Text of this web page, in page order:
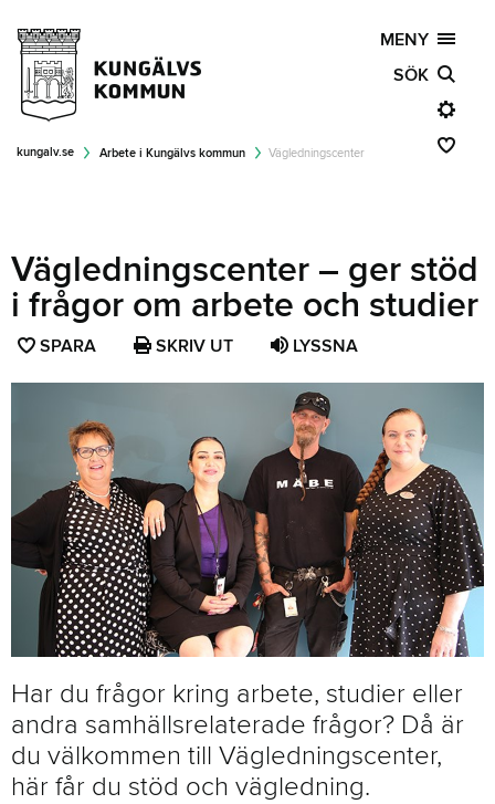
MENY
SÖK
kungalv.se Arbete i Kungälvs kommun Vägledningscenter
Vägledningscenter – ger stöd
i frågor om arbete och studier
SPARA SPARA
FAVORIT
SKRIV UT LYSSNA
Har du frågor kring arbete, studier eller
andra samhällsrelaterade frågor? Då är
du välkommen till Vägledningscenter,
här får du stöd och vägledning.